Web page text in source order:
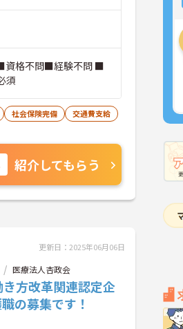
資格不問■経験不問 ■
須
社会保険完備
交通費支給
紹介してもらう
更新日：2025年06月06日
医療法人杏政会
き方改革関連認定企
の募集です！